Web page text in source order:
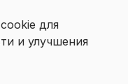
для
и улучшения